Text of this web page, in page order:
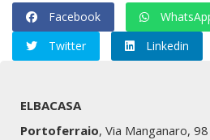
Facebook
Twitter
Linkedin
ELBACASA
Portoferraio, Via Manganaro,